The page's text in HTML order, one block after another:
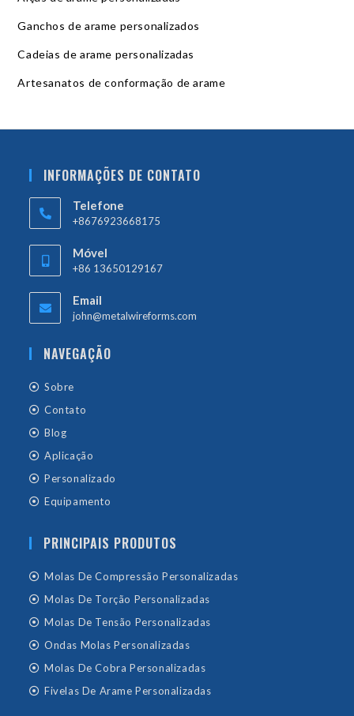
Ganchos de arame personalizados
Cadeias de arame personalizadas
Artesanatos de conformação de arame
INFORMAÇÕES DE CONTATO
Telefone
+8676923668175
Móvel
+86 13650129167
Email
john@metalwireforms.com
NAVEGAÇÃO
Sobre
Contato
Blog
Aplicação
Personalizado
Equipamento
PRINCIPAIS PRODUTOS
Molas De Compressão Personalizadas
Molas De Torção Personalizadas
Molas De Tensão Personalizadas
Ondas Molas Personalizadas
Molas De Cobra Personalizadas
Fivelas De Arame Personalizadas